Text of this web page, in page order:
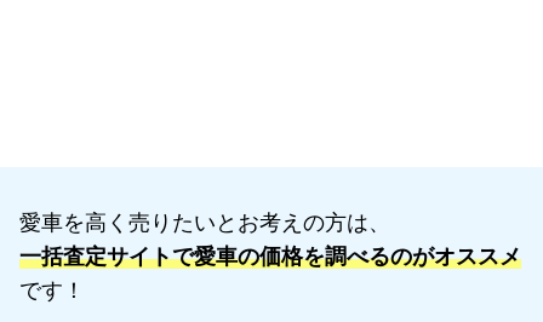
愛車を高く売りたいとお考えの方は、
一括査定サイトで愛車の価格を調べるのがオススメ
です！